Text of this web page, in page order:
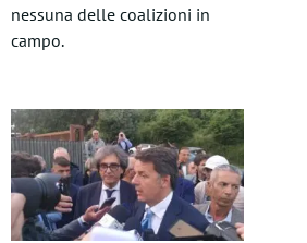
nessuna delle coalizioni in
campo.